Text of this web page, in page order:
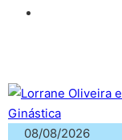
08/08/2026